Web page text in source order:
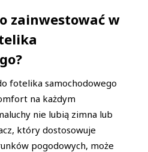
zainwestować w
fotelika samochodowego
na każdym
nie lubią zimna lub
który dostosowuje
pogodowych, może